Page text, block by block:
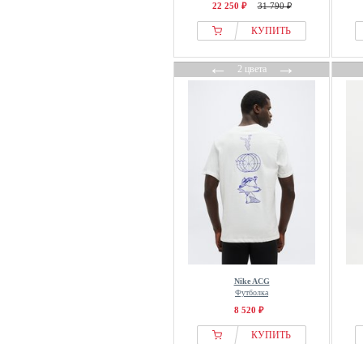
22 250 ₽ 31 790 ₽
КУПИТЬ
←2 цвета→
Nike ACG
Футболка
8 520 ₽
КУПИТЬ